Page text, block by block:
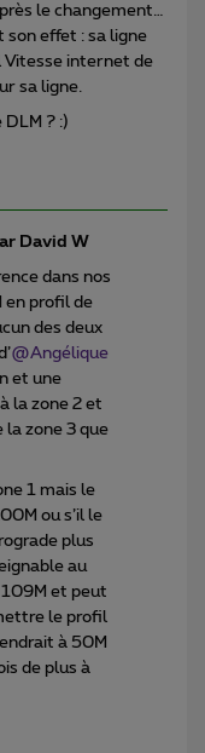
le changement…
son effet : sa ligne
Vitesse internet de
sa ligne.
DLM ? :)
David W
dans nos
en profil de
des deux
@Angélique
et une
la zone 2 et
la zone 3 que
1 mais le
ou s’il le
plus
au
109M et peut
le profil
à 50M
de plus à